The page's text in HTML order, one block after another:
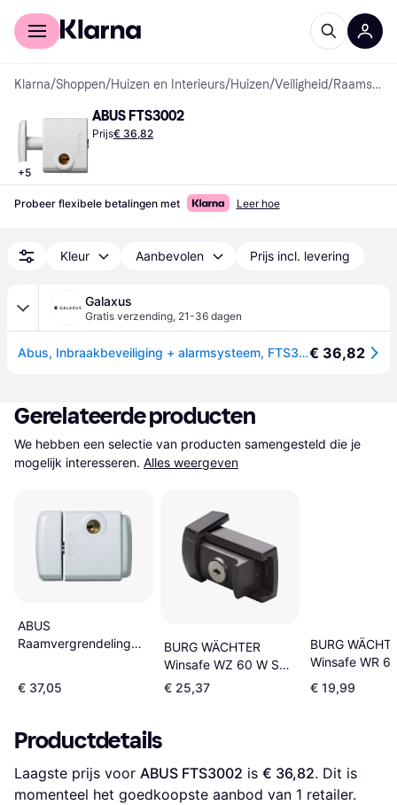
Voor shoppers
Klarna/Shoppen/Huizen en Interieurs/Huizen/Veiligheid/ Raamsloten
+5
ABUS FTS3002
Prijs€ 36,82
Probeer flexibele betalingen met Leer hoe
Kleur Aanbevolen Prijs incl. levering
Galaxus
Gratis verzending, 21-36 dagen
Abus, Inbraakbeveiliging + alarmsysteem, FTS3002 W AL0125€ 36,82
Gerelateerde producten
We hebben een selectie van producten samengesteld die je
mogelijk interesseren. Alles weergeven
ABUS
Raamvergrendeling
€ 37,05
BURG WÄCHTER
Winsafe WZ 60 W SB
38311
Pantservergrendeling
€ 25,37
BURG
Winsafe WR
38351
€ 19,99
Productdetails
Laagste prijs voor ABUS FTS3002 is € 36,82. Dit is
momenteel het goedkoopste aanbod van 1 retailer.